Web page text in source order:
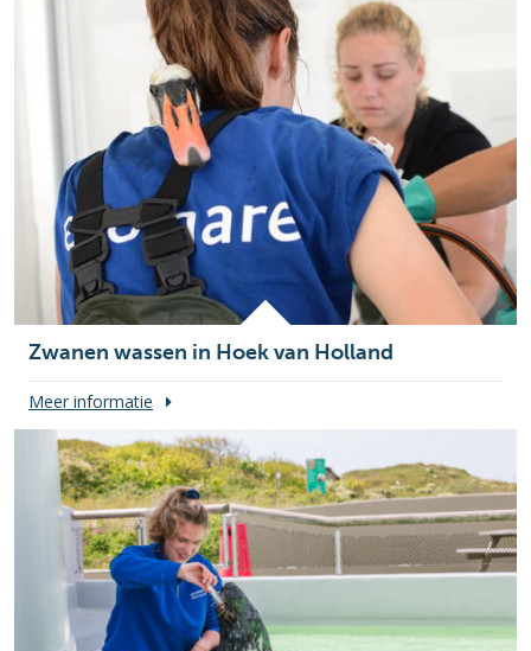
Zwanen wassen in Hoek van Holland
Meer informatie